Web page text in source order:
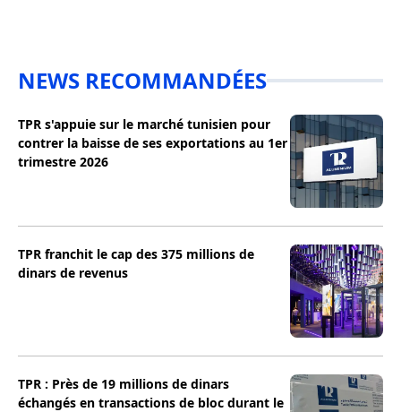
NEWS RECOMMANDÉES
TPR s'appuie sur le marché tunisien pour
contrer la baisse de ses exportations au 1er
trimestre 2026
TPR franchit le cap des 375 millions de
dinars de revenus
TPR : Près de 19 millions de dinars
échangés en transactions de bloc durant le